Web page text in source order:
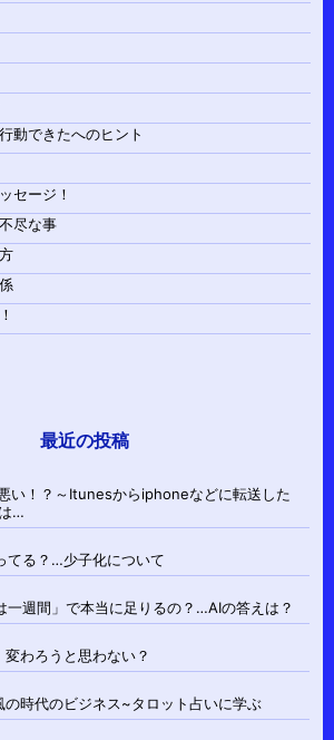
動できたへのヒント
セージ！
尽な事
最近の投稿
い！？～Itunesからiphoneなどに転送した
…
てる？…少子化について
一週間」で本当に足りるの？…AIの答えは？
わろうと思わない？
時代のビジネス~タロット占いに学ぶ